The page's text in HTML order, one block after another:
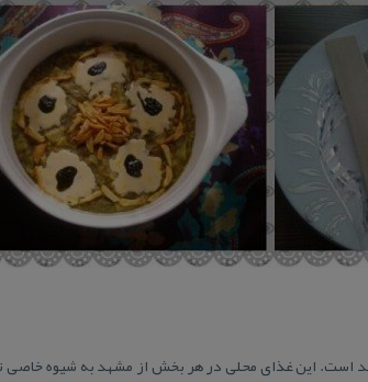
است. این غذای محلی در هر بخش از مشهد به شیوه